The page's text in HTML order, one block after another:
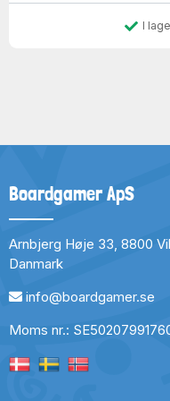
I
Boardgamer ApS
Arnbjerg Høje 33, 8800
Danmark
info@boardgamer.se
Moms nr.: